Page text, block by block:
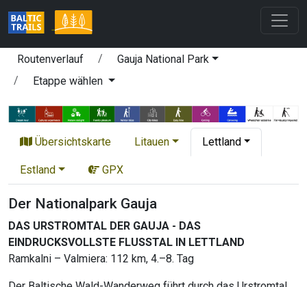
Routenverlauf
Gauja National Park
Etappe wählen
Übersichtskarte Litauen Lettland
Estland GPX
Der Nationalpark Gauja
DAS URSTROMTAL DER GAUJA - DAS
EINDRUCKSVOLLSTE FLUSSTAL IN LETTLAND
Ramkalni – Valmiera: 112 km, 4.–8. Tag